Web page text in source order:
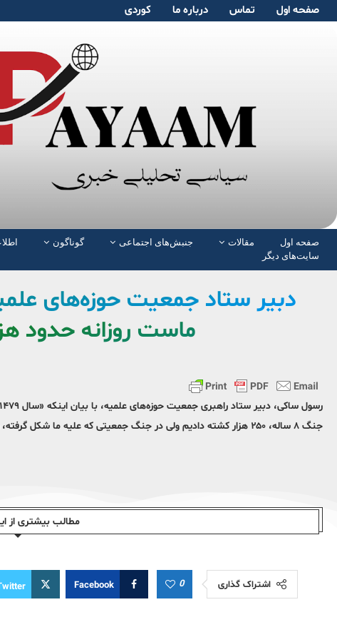
صفحە اول تماس دربارە ما کوردی
صفحە اول مقالات جنبش‌های اجتماعی گوناگون
سایت‌های دیگر
دبیر ستاد جمعیت حوزه‌های
ماست روزانه حدود
جنگ ۸ ساله، ۲۵۰ هزار کشته دادیم ولی در جنگ جمعیتی که علیه ما شکل گرفته، روزانه حدود هزار کشته می‌دهیم.»
مطالب بیشتری از
اشتراک گذاری 0
Facebook